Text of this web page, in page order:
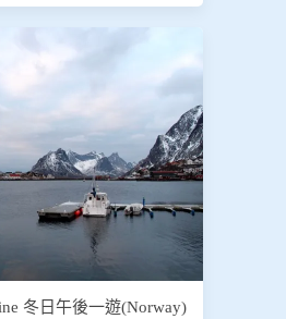
冬日午後一遊(Norway)